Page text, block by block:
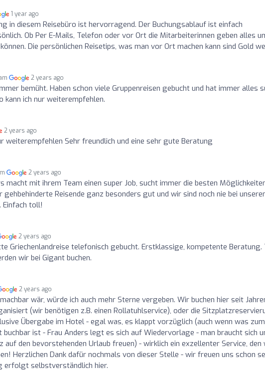
1 year ago
in diesem Reisebüro ist hervorragend. Der Buchungsablauf ist einfach
Ob Per E-Mails, Telefon oder vor Ort die Mitarbeiterinnen geben alles
Die persönlichen Reisetips, was man vor Ort machen kann sind Gold
2 years ago
bemüht. Haben schon viele Gruppenreisen gebucht und hat immer alles
kann ich nur weiterempfehlen.
2 years ago
weiterempfehlen Sehr freundlich und eine sehr gute Beratung
2 years ago
macht mit ihrem Team einen super Job, sucht immer die besten
Reisende ganz besonders gut und wir sind noch nie bei
Einfach toll!
2 years ago
Griechenlandreise telefonisch gebucht. Erstklassige, kompetente Beratung.
wir bei Gigant buchen.
2 years ago
wär, würde ich auch mehr Sterne vergeben. Wir buchen hier seit
(wir benötigen z.B. einen Rollatuhlservice), oder die
Übergabe im Hotel - egal was, es klappt vorzüglich (auch wenn was zum
buchbar ist - Frau Anders legt es sich auf Wiedervorlage - man braucht sich
auf den bevorstehenden Urlaub freuen) - wirklich ein exzellenter Service, den
Herzlichen Dank dafür nochmals von dieser Stelle - wir freuen uns schon
erfolgt selbstverständlich hier.